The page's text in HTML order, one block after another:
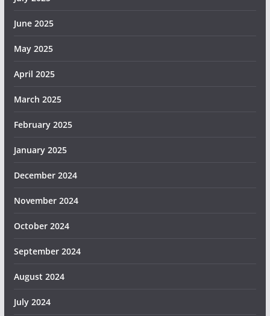
June 2025
May 2025
April 2025
March 2025
February 2025
January 2025
December 2024
November 2024
October 2024
September 2024
August 2024
July 2024